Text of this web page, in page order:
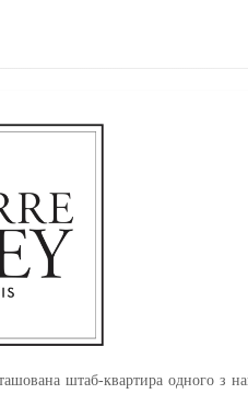
штаб-квартира одного з